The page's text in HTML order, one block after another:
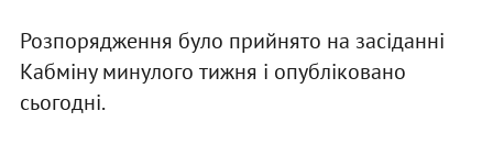
Розпорядження було прийнято на засіданні
Кабміну минулого тижня і опубліковано
сьогодні.